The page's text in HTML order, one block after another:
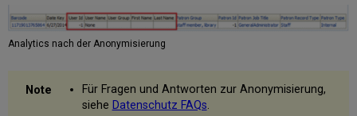
Analytics nach der Anonymisierung
Für Fragen und Antworten zur Anonymisierung,
siehe Datenschutz FAQs.